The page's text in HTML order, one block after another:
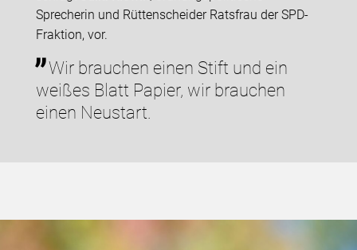
Sprecherin und Rüttenscheider Ratsfrau der SPD-
Fraktion, vor.
Wir brauchen einen Stift und ein
weißes Blatt Papier, wir brauchen
einen Neustart.